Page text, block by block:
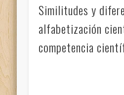
Similitudes y
alfabetización
competencia